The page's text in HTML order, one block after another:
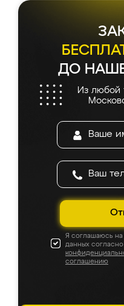
ДО
Из любой
Я соглашаюсь на
данных согласно
соглашению